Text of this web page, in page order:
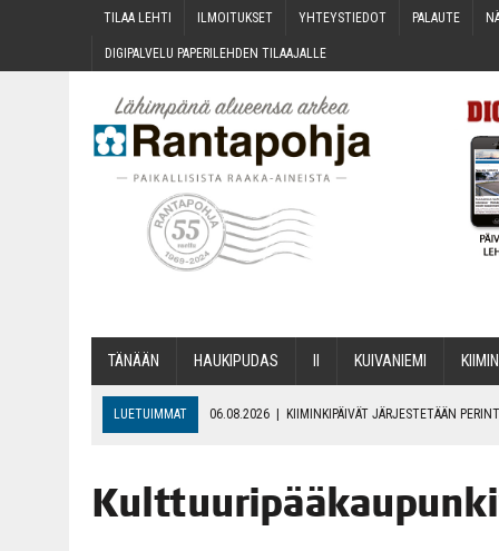
TILAA LEH­TI ILMOI­TUK­SET YHTEYS­TIE­DOT PALAU­TE
DIGI­PAL­VE­LU PAPE­RI­LEH­DEN TILAAJALLE
TÄNÄÄN HAU­KI­PU­DAS KUI­VA­NIE­MI
LUETUIMMAT 06.08.2026 | KII­MIN­KI­PÄI­VÄT JÄR­JES­TE­TÄÄN
06.08.2026 MAKA­RO­NI­LAA­TI­KOL­LA ARKEEN
OPIN­TOI­HIN KAN­SA­LAIS­OPIS­TOS­SA VOI SAA­DA